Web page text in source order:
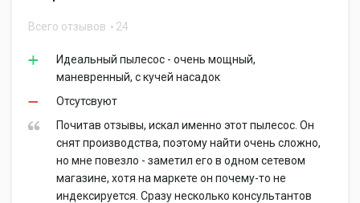
Всего отзывов 24
Идеальный пылесос - очень мощный,
маневренный, с кучей насадок
Отсутсвуют
Почитав отзывы, искал именно этот пылесос. Он
снят производства, поэтому найти очень сложно,
но мне повезло - заметил его в одном сетевом
магазине, хотя на маркете он почему-то не
индексируется. Сразу несколько консультантов